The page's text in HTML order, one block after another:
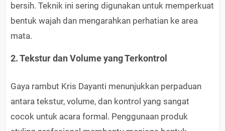
bersih. Teknik ini sering digunakan untuk memperkuat
bentuk wajah dan mengarahkan perhatian ke area
mata.
2. Tekstur dan Volume yang Terkontrol
Gaya rambut Kris Dayanti menunjukkan perpaduan
antara tekstur, volume, dan kontrol yang sangat
cocok untuk acara formal. Penggunaan produk